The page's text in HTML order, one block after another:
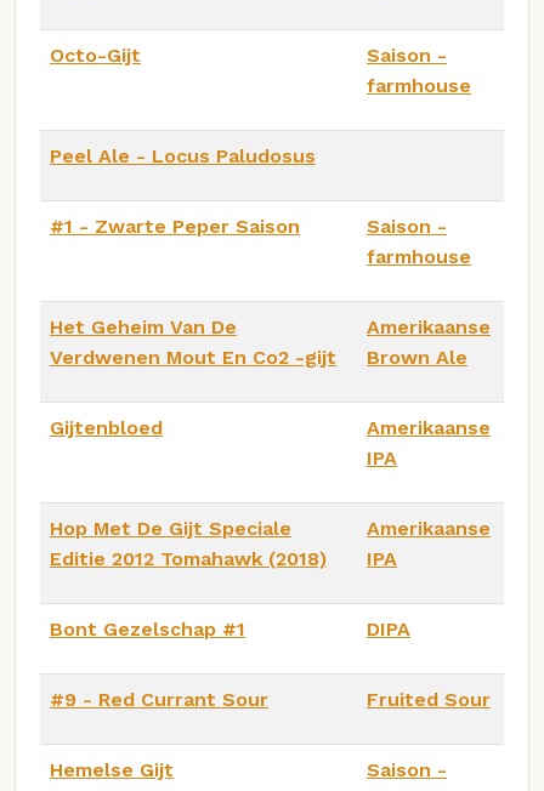
Octo-Gijt
Saison -
farmhouse
Peel Ale - Locus Paludosus
#1 - Zwarte Peper Saison
Saison -
farmhouse
Het Geheim Van De
Verdwenen Mout En Co2 -gijt
Amerikaanse
Brown Ale
Gijtenbloed
Amerikaanse
IPA
Hop Met De Gijt Speciale
Editie 2012 Tomahawk (2018)
Amerikaanse
IPA
Bont Gezelschap #1 DIPA
#9 - Red Currant Sour Fruited Sour
Hemelse Gijt
Saison -